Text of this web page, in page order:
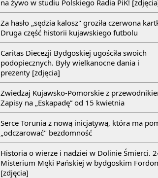
na żywo w studiu Polskiego Radia PiK!
Za hasło „sędzia kalosz" groziła czerwona
Druga część historii kujawskiego futbolu
Caritas Diecezji Bydgoskiej ugościła swoich
podopiecznych. Były wielkanocne dania i
prezenty [zdjęcia]
Zwiedzaj Kujawsko-Pomorskie z
Zapisy na „Eskapadę” od 15 kwietnia
Serce Torunia z nową inicjatywą, która ma
„odczarować" bezdomność
Historia o wierze i nadziei w Dolinie Śmierci.
Misterium Męki Pańskiej w bydgoskim
[zdjęcia]